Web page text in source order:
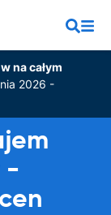
na całym
2026 -
-